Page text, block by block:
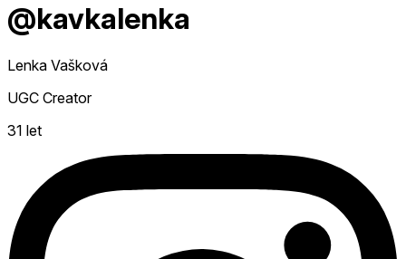
@kavkalenka
Lenka Vašková
UGC Creator
31 let